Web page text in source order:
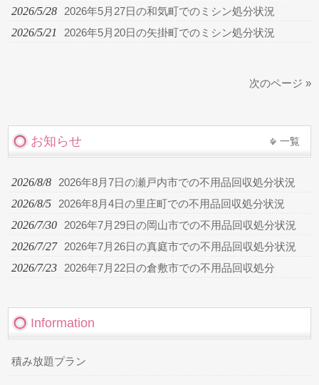
2026/5/28 2026年5月27日の和気町でのミシン処分状況
2026/5/21 2026年5月20日の矢掛町でのミシン処分状況
次のページ »
お知らせ 一覧
2026/8/8 2026年8月7日の瀬戸内市での不用品回収処分状況
2026/8/5 2026年8月4日の里庄町での不用品回収処分状況
2026/7/30 2026年7月29日の岡山市での不用品回収処分状況
2026/7/27 2026年7月26日の真庭市での不用品回収処分状況
2026/7/23 2026年7月22日の倉敷市での不用品回収処分
Information
積み放題プラン